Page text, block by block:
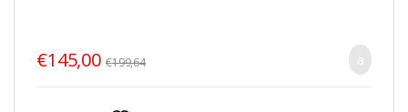
€145,00 €199,64